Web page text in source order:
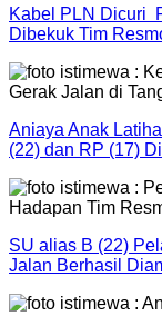
Kabel PLN Dicuri
Dibekuk Tim
Aniaya Anak
(22) dan RP (17)
SU alias B (22)
Jalan Berhasil